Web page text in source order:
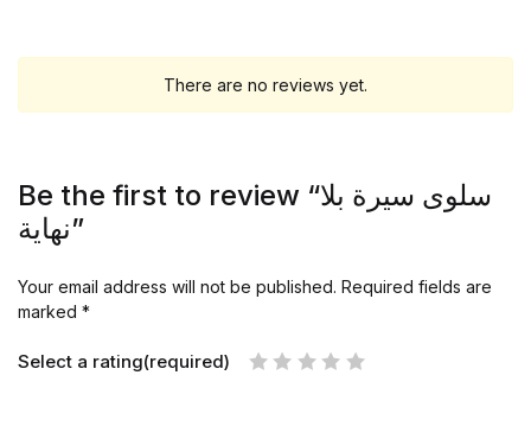
There are no reviews yet.
Be the first to review “سلوى سيرة بلا
نهاية”
Your email address will not be published. Required fields are
marked *
Select a rating(required)